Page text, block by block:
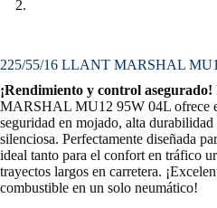
225/55/16 LLANT MARSHAL
¡Rendimiento y control asegurado!
MARSHAL MU12 95W 04L ofrece
seguridad en mojado, alta
silenciosa. Perfectamente diseñada
ideal tanto para el confort en tráfico
trayectos largos en carretera.
combustible en un solo neumático!